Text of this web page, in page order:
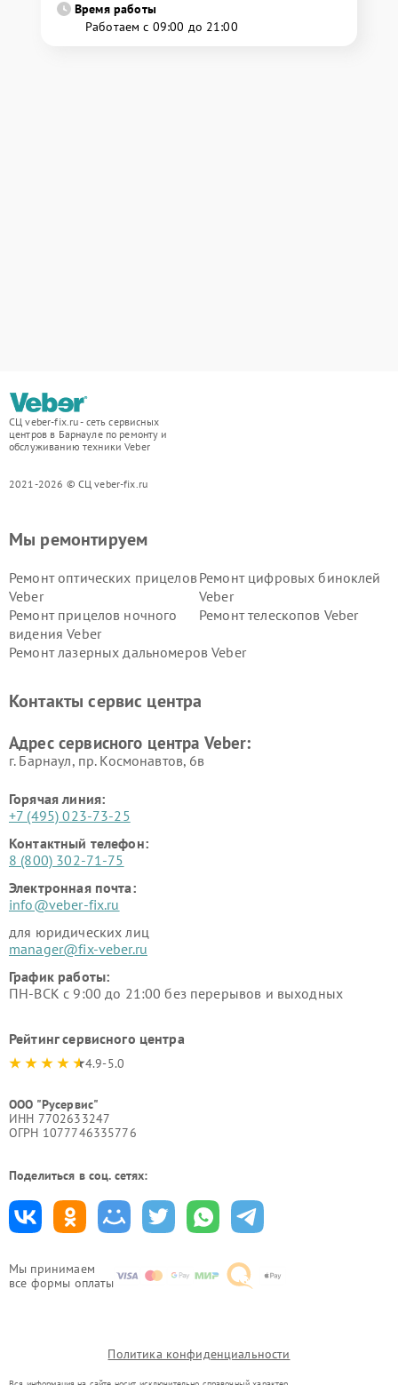
Время работы
Работаем с 09:00 до 21:00
СЦ veber-fix.ru - сеть сервисных
центров в Барнауле по ремонту и
обслуживанию техники Veber
2021-2026 © СЦ veber-fix.ru
Мы принимаем
все формы оплаты
Мы ремонтируем
Ремонт оптических прицелов
Veber
Ремонт цифровых биноклей
Veber
Ремонт прицелов ночного
видения Veber
Ремонт телескопов Veber
Ремонт лазерных дальномеров Veber
Контакты сервис центра
Адрес сервисного центра Veber:
г. Барнаул, ​пр. Космонавтов, 6в
Горячая линия:
+7 (495) 023-73-25
Контактный телефон:
8 (800) 302-71-75
Электронная почта:
info@veber-fix.ru
для юридических лиц
manager@fix-veber.ru
График работы:
ПН-ВСК с 9:00 до 21:00 без перерывов и выходных
Рейтинг сервисного центра
4.9-5.0
ООО "Русервис"
ИНН 7702633247
ОГРН 1077746335776
Поделиться в соц. сетях:
Политика конфиденциальности